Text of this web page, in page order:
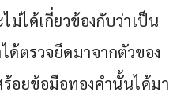
ได้เกี่ยวข้องกับว่าเป็น
ตรวจยึดมาจากตัวของ
อยข้อมือทองคำนั้นได้มา